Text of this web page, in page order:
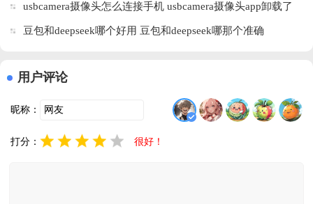
usbcamera摄像头怎么连接手机 usbcamera摄像头app卸载了
还能监控吗
豆包和deepseek哪个好用 豆包和deepseek哪那个准确
用户评论
昵称：
打分： 很好！